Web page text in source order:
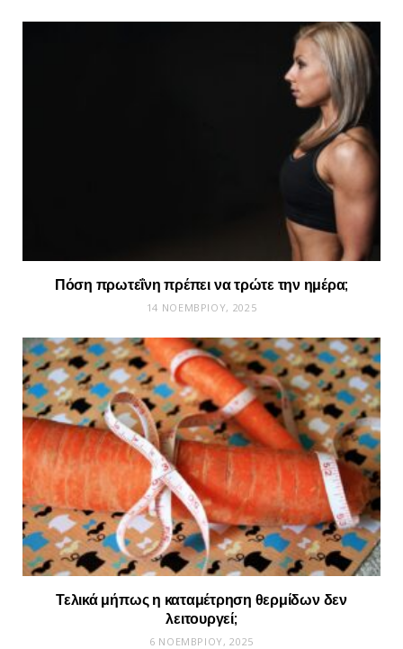
Πόση πρωτεΐνη πρέπει να τρώτε την ημέρα;
14 ΝΟΕΜΒΡΊΟΥ, 2025
Τελικά μήπως η καταμέτρηση θερμίδων δεν
λειτουργεί;
6 ΝΟΕΜΒΡΊΟΥ, 2025